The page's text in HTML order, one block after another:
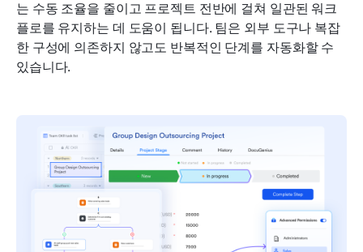
는 수동 조율을 줄이고 프로젝트 전반에 걸쳐 일관된 워크
플로를 유지하는 데 도움이 됩니다. 팀은 외부 도구나 복잡
한 구성에 의존하지 않고도 반복적인 단계를 자동화할 수
있습니다.